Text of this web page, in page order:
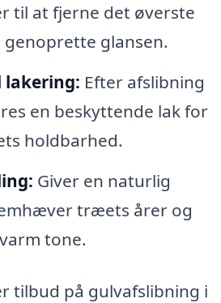
til at fjerne det øverste
glansen.
lakering: Efter afslibning
en beskyttende lak for
holdbarhed.
Giver en naturlig
træets årer og
tone.
tilbud på gulvafslibning i